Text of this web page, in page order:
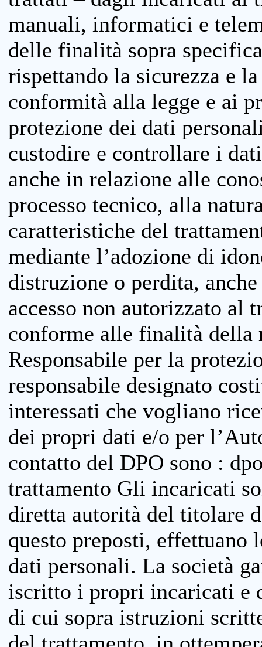
manuali, informatici e
delle finalità sopra
rispettando la sicurezza e
conformità alla legge e ai
protezione dei dati
custodire e controllare i
anche in relazione alle
processo tecnico, alla
caratteristiche del
mediante l’adozione di
distruzione o perdita,
accesso non autorizzato al
conforme alle finalità della
Responsabile per la
responsabile designato
interessati che vogliano
dei propri dati e/o per
contatto del DPO sono :
trattamento Gli incaricati
diretta autorità del titolare
questo preposti, effettuano
dati personali. La società
iscritto i propri incaricati e
di cui sopra istruzioni